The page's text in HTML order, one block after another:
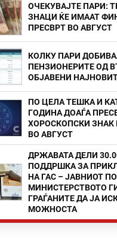
ОЧЕКУВАЈТЕ ПАРИ:
ЗНАЦИ ЌЕ ИМААТ
ПРЕСВРТ ВО АВГУСТ
КОЛКУ ПАРИ
ПЕНЗИОНЕРИТЕ ОД
ОБЈАВЕНИ
ПО ЦЕЛА ТЕШКА И
ГОДИНА ДОАЃА
ХОРОСКОПСКИ ЗНАК
ВО АВГУСТ
ДРЖАВАТА ДЕЛИ
ПОДДРШКА ЗА
НА ГАС – ЈАВНИОТ
МИНИСТЕРСТВОТО
ГРАЃАНИТЕ ДА ЈА
МОЖНОСТА